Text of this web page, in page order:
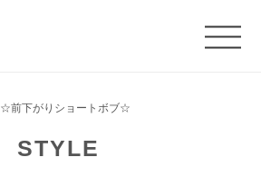
☆前下がりショートボブ☆
STYLE